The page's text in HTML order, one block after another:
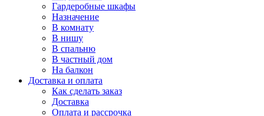
Гардеробные шкафы
Назначение
В комнату
В нишу
В спальню
В частный дом
На балкон
Доставка и оплата
Как сделать заказ
Доставка
Оплата и рассрочка